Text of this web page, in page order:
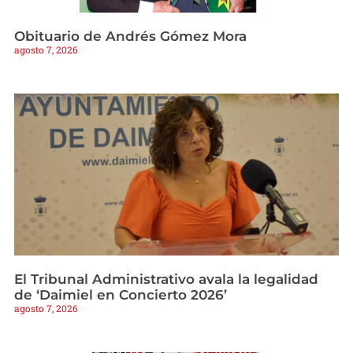
Obituario de Andrés Gómez Mora
agosto 7, 2026
El Tribunal Administrativo avala la legalidad
de ‘Daimiel en Concierto 2026’
agosto 7, 2026